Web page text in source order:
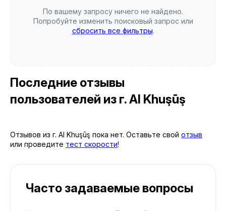
По вашему запросу ничего не найдено.
Попробуйте изменить поисковый запрос или
сбросить все фильтры.
Последние отзывы
пользователей из г. Al Khuşūş
Отзывов из г. Al Khuşūş пока нет. Оставьте свой отзыв
или проведите тест скорости!
Часто задаваемые вопросы